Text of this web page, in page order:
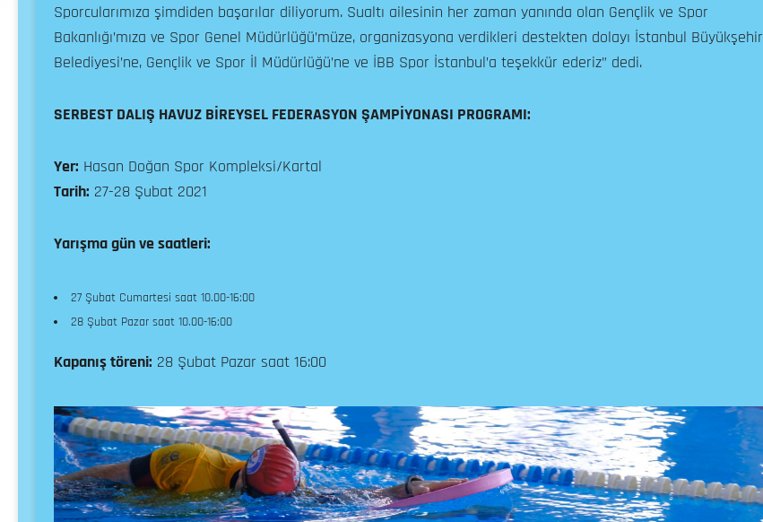
Sporcularımıza şimdiden başarılar diliyorum. Sualtı ailesinin her zaman yanında olan Gençlik ve Spor
Bakanlığı’mıza ve Spor Genel Müdürlüğü’müze, organizasyona verdikleri destekten dolayı İstanbul Büyükşehir
Belediyesi’ne, Gençlik ve Spor İl Müdürlüğü’ne ve İBB Spor İstanbul’a teşekkür ederiz” dedi.
SERBEST DALIŞ HAVUZ BİREYSEL FEDERASYON ŞAMPİYONASI PROGRAMI:
Yer: Hasan Doğan Spor Kompleksi/Kartal
Tarih: 27-28 Şubat 2021
Yarışma gün ve saatleri:
27 Şubat Cumartesi saat 10.00-16:00
28 Şubat Pazar saat 10.00-16:00
Kapanış töreni: 28 Şubat Pazar saat 16:00